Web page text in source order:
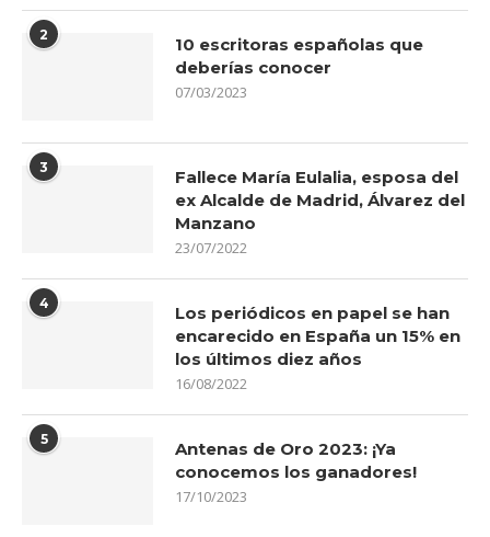
2
10 escritoras españolas que
deberías conocer
07/03/2023
3
Fallece María Eulalia, esposa del
ex Alcalde de Madrid, Álvarez del
Manzano
23/07/2022
4
Los periódicos en papel se han
encarecido en España un 15% en
los últimos diez años
16/08/2022
5
Antenas de Oro 2023: ¡Ya
conocemos los ganadores!
17/10/2023